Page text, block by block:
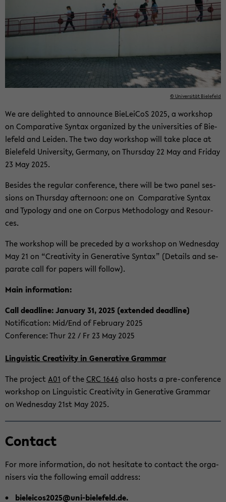
Haupt­
halt
der
Con­tact
For more in­for­ma­ti­on, do not he­si­ta­te to con­tact the or­ga­
nisers via the fol­lo­wing email ad­dress:
bieleicos2025@uni-​bielefeld.de.
© Uni­ver­si­tät Bie­le­feld
We are de­ligh­ted to an­noun­ce BieL­ei­CoS 2025, a work­shop
on Com­pa­ra­ti­ve Syn­tax or­ga­ni­zed by the uni­ver­si­ties of Bie­
le­feld and Lei­den. The two day work­shop will take place at
Bie­le­feld Uni­ver­si­ty, Ger­ma­ny, on Thurs­day 22 May and Fri­day
23 May 2025.
Be­si­des the re­gu­lar con­fe­rence, there will be two panel ses­
si­ons on Thurs­day af­ter­noon: one on Com­pa­ra­ti­ve Syn­tax
and Ty­po­lo­gy and one on Cor­pus Me­tho­do­lo­gy and Re­sour­
ces.
The work­shop will be pre­ce­ded by a work­shop on Wed­nes­day
May 21 on “Crea­ti­vi­ty in Ge­ne­ra­ti­ve Syn­tax” (De­tails and se­
pa­ra­te call for pa­pers will fol­low).
Main in­for­ma­ti­on:
Call dead­line: Ja­nuary 31, 2025 (ex­ten­ded dead­line)
No­ti­fi­ca­ti­on: Mid/End of Fe­bruary 2025
Con­fe­rence: Thur 22 / Fr 23 May 2025
Lin­gu­is­tic Crea­ti­vi­ty in Ge­ne­ra­ti­ve Grammar
The pro­jectA01 of theCRC 1646also hosts a pre-​conference
work­shop on Lin­gu­is­tic Crea­ti­vi­ty in Ge­ne­ra­ti­ve Grammar
on Wed­nes­day 21st May 2025.